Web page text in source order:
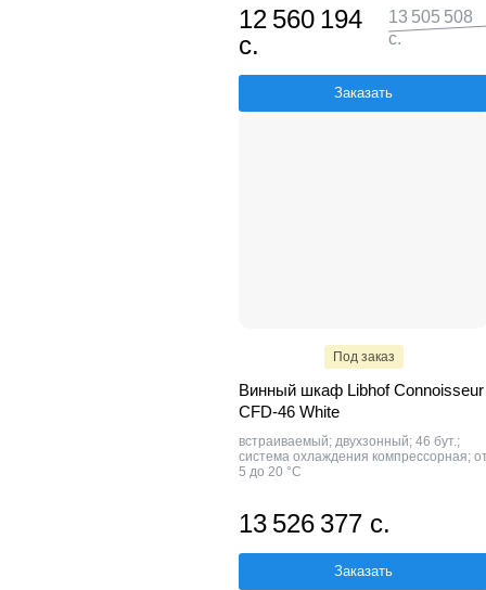
12 560 194
с.
13 505 508
с.
Заказать
Под заказ
Винный шкаф Libhof Connoisseur
CFD-46 White
встраиваемый; двухзонный; 46 бут.;
система охлаждения компрессорная;
5 до 20 °C
13 526 377 с.
Заказать